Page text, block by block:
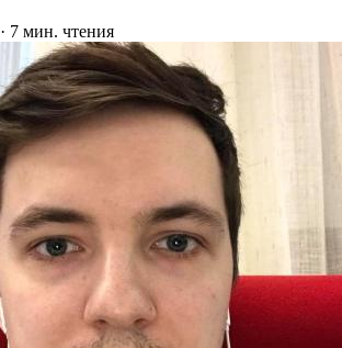
· 7 мин. чтения